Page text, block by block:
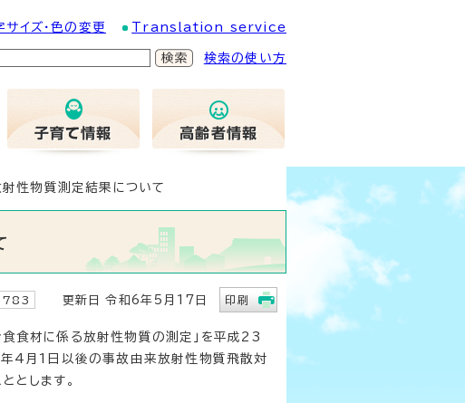
サイズ・色の変更 Translation service
検索の使い方
性物質測定結果について
更新日 令和6年5月17日 印刷
食食材に係る放射性物質の測定」を平成23
年4月1日以後の事故由来放射性物質飛散対
とします。